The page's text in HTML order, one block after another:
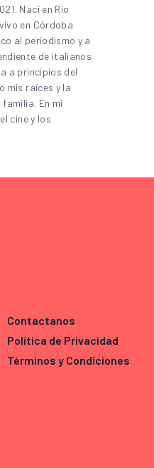
Nací en Río
en Córdoba
al periodismo y a
de italianos
a principios del
mis raíces y la
En mi
cine y los
Contactanos
Política de Privacidad
Términos y Condiciones